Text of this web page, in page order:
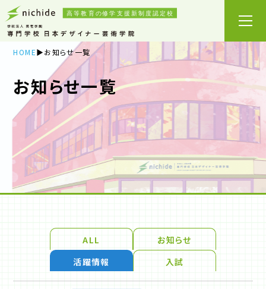
HOME お知らせ一覧
お知らせ一覧
ALL
お知らせ
活躍情報
入試